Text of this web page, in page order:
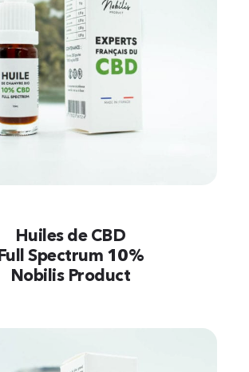
Huiles de CBD
Full Spectrum 10%
Nobilis Product